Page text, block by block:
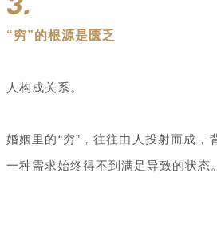
“穷”的根源是匮乏
人构成关系。
婚姻里的“穷”，往往由人投射而成，
一种需求始终得不到满足导致的状态。